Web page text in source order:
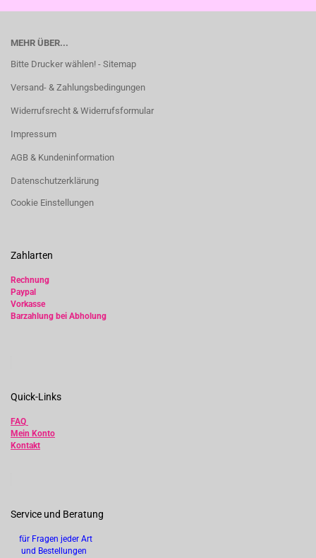
MEHR ÜBER...
Bitte Drucker wählen! - Sitemap
Versand- & Zahlungsbedingungen
Widerrufsrecht & Widerrufsformular
Impressum
AGB & Kundeninformation
Datenschutzerklärung
Cookie Einstellungen
Zahlarten
Rechnung
Paypal
Vorkasse
Barzahlung bei Abholung
Quick-Links
FAQ
Mein Konto
Kontakt
Service und Beratung
für Fragen jeder Art
und Bestellungen